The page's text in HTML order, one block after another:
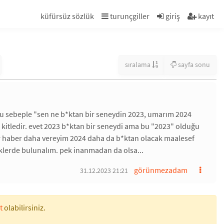
küfürsüz sözlük turunçgiller giriş kayıt
sıralama sayfa sonu
"sen ne b*ktan bir seneydin 2023, umarım 2024
evet 2023 b*ktan bir seneydi ama bu "2023" olduğu
daha vereyim 2024 daha da b*ktan olacak maalesef
bulunalım. pek inanmadan da olsa...
görünmezadam
31.12.2023 21:21
olabilirsiniz.